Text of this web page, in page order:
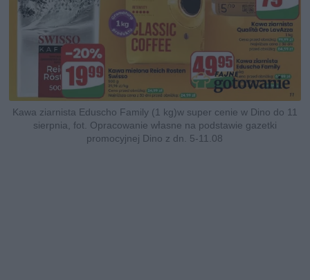
Kawa ziarnista Eduscho Family (1 kg)w super cenie w Dino do 11
sierpnia, fot. Opracowanie własne na podstawie gazetki
promocyjnej Dino z dn. 5-11.08